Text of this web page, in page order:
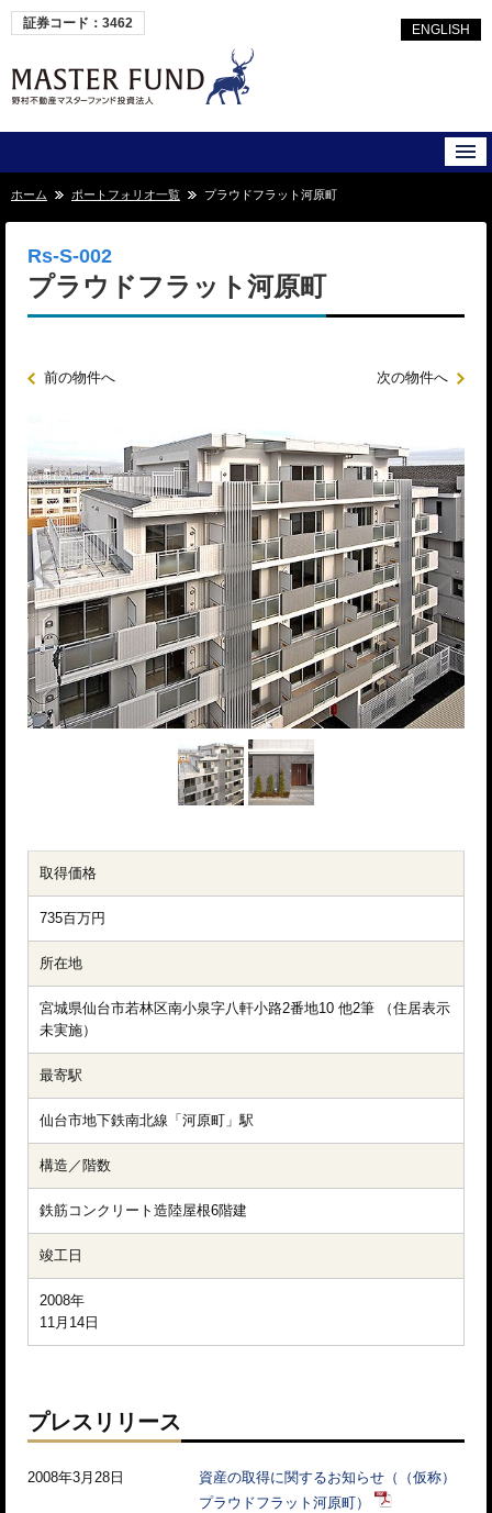
証券コード：3462 ENGLISH
ホーム ポートフォリオ一覧 プラウドフラット河原町
Rs-S-002
プラウドフラット河原町
前の物件へ 次の物件へ
取得価格
735百万円
所在地
宮城県仙台市若林区南小泉字八軒小路2番地10 他2筆 （住居表示
未実施）
最寄駅
仙台市地下鉄南北線「河原町」駅
構造／階数
鉄筋コンクリート造陸屋根6階建
竣工日
2008年
11月14日
プレスリリース
2008年3月28日
資産の取得に関するお知らせ（（仮称）
プラウドフラット河原町）